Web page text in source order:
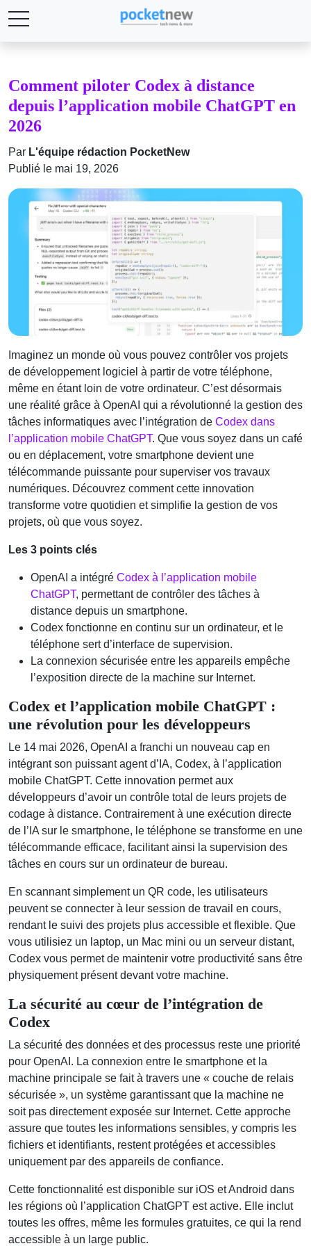
Comment piloter Codex à distance
depuis l’application mobile ChatGPT en
2026
Par L'équipe rédaction PocketNew
Publié le mai 19, 2026
Imaginez un monde où vous pouvez contrôler vos projets
de développement logiciel à partir de votre téléphone,
même en étant loin de votre ordinateur. C’est désormais
une réalité grâce à OpenAI qui a révolutionné la gestion des
tâches informatiques avec l’intégration de Codex dans
l’application mobile ChatGPT. Que vous soyez dans un café
ou en déplacement, votre smartphone devient une
télécommande puissante pour superviser vos travaux
numériques. Découvrez comment cette innovation
transforme votre quotidien et simplifie la gestion de vos
projets, où que vous soyez.
Les 3 points clés
OpenAI a intégré Codex à l’application mobile
ChatGPT, permettant de contrôler des tâches à
distance depuis un smartphone.
Codex fonctionne en continu sur un ordinateur, et le
téléphone sert d’interface de supervision.
La connexion sécurisée entre les appareils empêche
l’exposition directe de la machine sur Internet.
Codex et l’application mobile ChatGPT :
une révolution pour les développeurs
Le 14 mai 2026, OpenAI a franchi un nouveau cap en
intégrant son puissant agent d’IA, Codex, à l’application
mobile ChatGPT. Cette innovation permet aux
développeurs d’avoir un contrôle total de leurs projets de
codage à distance. Contrairement à une exécution directe
de l’IA sur le smartphone, le téléphone se transforme en une
télécommande efficace, facilitant ainsi la supervision des
tâches en cours sur un ordinateur de bureau.
En scannant simplement un QR code, les utilisateurs
peuvent se connecter à leur session de travail en cours,
rendant le suivi des projets plus accessible et flexible. Que
vous utilisiez un laptop, un Mac mini ou un serveur distant,
Codex vous permet de maintenir votre productivité sans être
physiquement présent devant votre machine.
La sécurité au cœur de l’intégration de
Codex
La sécurité des données et des processus reste une priorité
pour OpenAI. La connexion entre le smartphone et la
machine principale se fait à travers une « couche de relais
sécurisée », un système garantissant que la machine ne
soit pas directement exposée sur Internet. Cette approche
assure que toutes les informations sensibles, y compris les
fichiers et identifiants, restent protégées et accessibles
uniquement par des appareils de confiance.
Cette fonctionnalité est disponible sur iOS et Android dans
les régions où l’application ChatGPT est active. Elle inclut
toutes les offres, même les formules gratuites, ce qui la rend
accessible à un large public.